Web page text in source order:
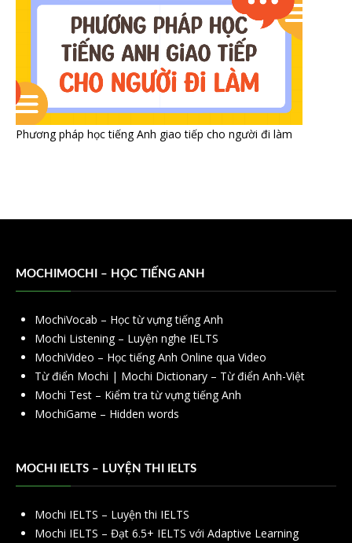
Phương pháp học tiếng Anh giao tiếp cho người đi làm
MOCHIMOCHI – HỌC TIẾNG ANH
MochiVocab – Học từ vựng tiếng Anh
Mochi Listening – Luyện nghe IELTS
MochiVideo – Học tiếng Anh Online qua Video
Từ điển Mochi | Mochi Dictionary – Từ điển Anh-Việt
Mochi Test – Kiểm tra từ vựng tiếng Anh
MochiGame – Hidden words
MOCHI IELTS – LUYỆN THI IELTS
Mochi IELTS – Luyện thi IELTS
Mochi IELTS – Đạt 6.5+ IELTS với Adaptive Learning